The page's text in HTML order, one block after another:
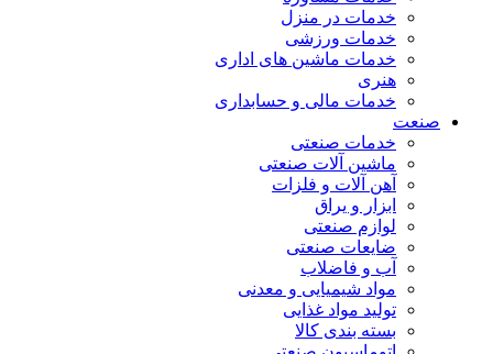
خدمات در منزل
خدمات ورزشی
خدمات ماشین های اداری
هنری
خدمات مالی و حسابداری
صنعت
خدمات صنعتی
ماشین آلات صنعتی
آهن آلات و فلزات
ابزار و یراق
لوازم صنعتی
ضایعات صنعتی
آب و فاضلاب
مواد شیمیایی و معدنی
تولید مواد غذایی
بسته بندی کالا